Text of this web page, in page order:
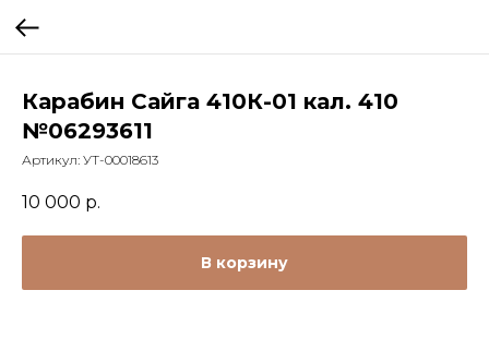
Карабин Сайга 410К-01 кал. 410
№06293611
Артикул: УТ-00018613
10 000 р.
В корзину